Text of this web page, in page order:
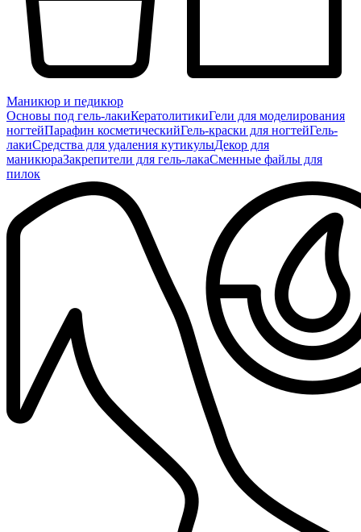
Маникюр и педикюр
Основы под гель-лакиКератолитикиГели для моделирования
ногтейПарафин косметическийГель-краски для ногтейГель-
лакиСредства для удаления кутикулыДекор для
маникюраЗакрепители для гель-лакаСменные файлы для
пилок